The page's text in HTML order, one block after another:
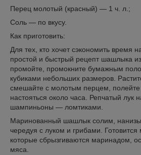
Перец молотый (красный) — 1 ч. л.;
Соль — по вкусу.
Как приготовить:
Для тех, кто хочет сэкономить время
простой и быстрый рецепт шашлыка
промойте, промокните бумажным
кубиками небольших размеров.
смешайте с молотым перцем,
настояться около часа. Репчатый лук
шампиньоны — ломтиками.
Маринованный шашлык солим,
чередуя с луком и грибами. Готовится
которые сбрызгиваются маринадом,
мяса.